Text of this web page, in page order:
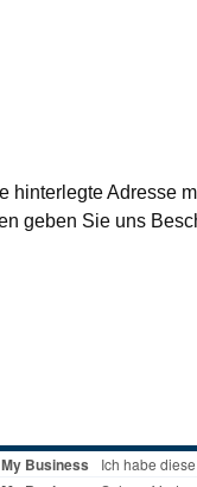
Adresse
geben Sie uns